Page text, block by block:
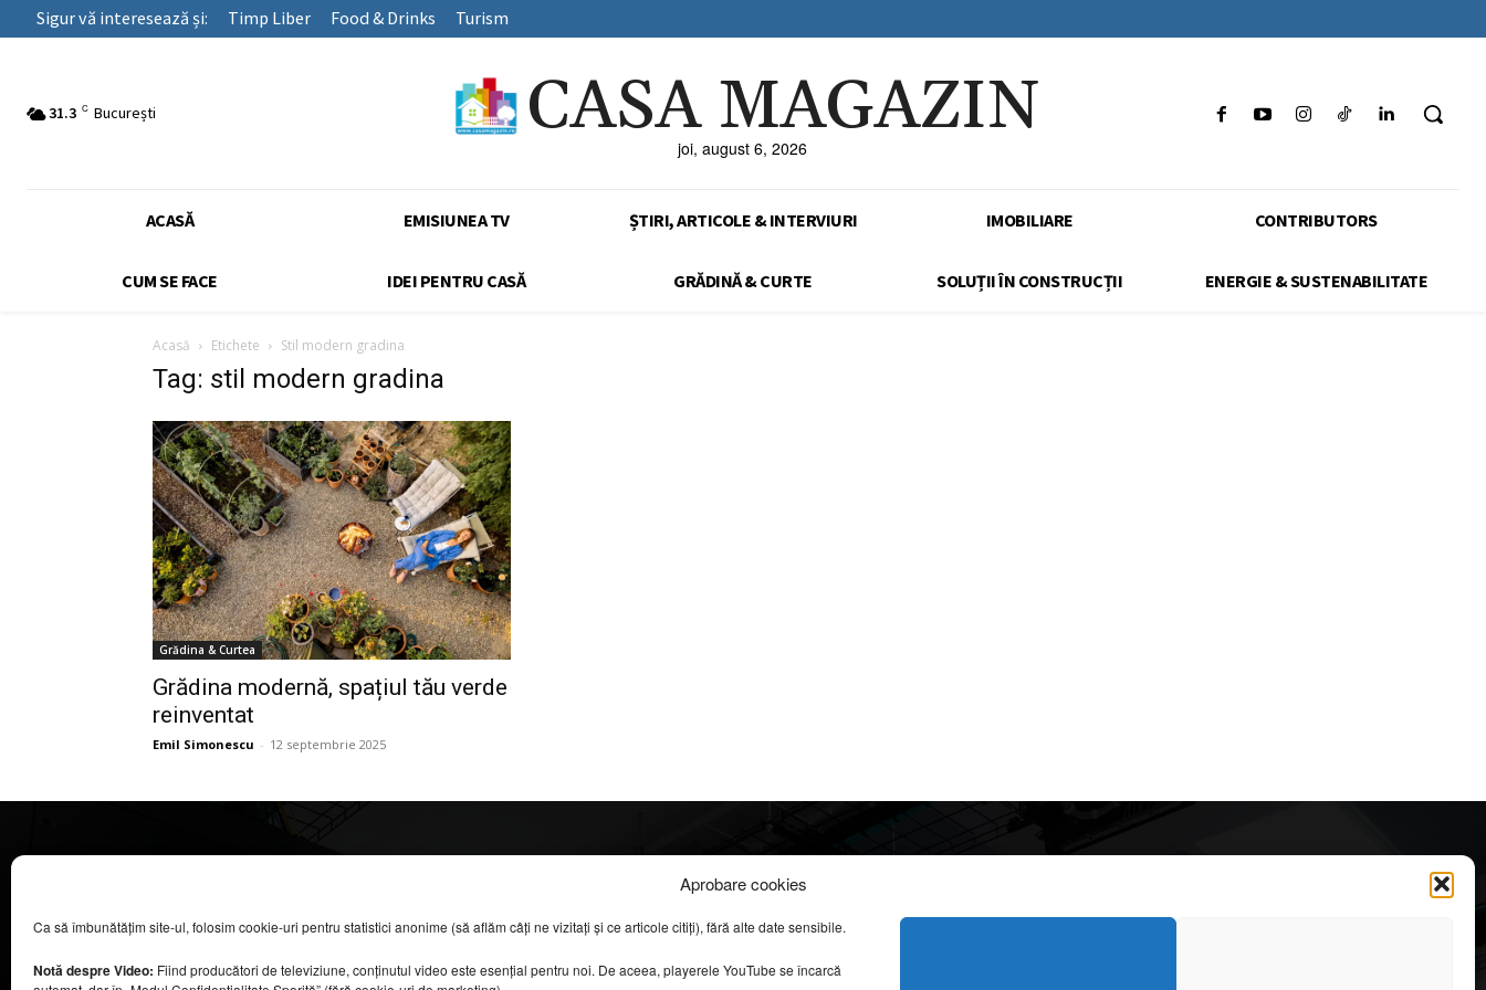
Aprobare cookies
Ca să îmbunătățim site-ul, folosim cookie-uri pentru statistici anonime (să aflăm câți ne vizitați și ce articole citiți), fără alte date sensibile.
Notă despre Video: Fiind producători de televiziune, conținutul video este esențial pentru noi. De aceea, playerele YouTube se încarcă
Sigur vă interesează și: Timp Liber Food & Drinks Turism
31.3 C București CASA MAGAZIN
joi, august 6, 2026
ACASĂ EMISIUNEA TV ȘTIRI, ARTICOLE & INTERVIURI IMOBILIARE CONTRIBUTORS
CUM SE FACE IDEI PENTRU CASĂ GRĂDINĂ & CURTE SOLUȚII ÎN CONSTRUCȚII ENERGIE & SUSTENABILITATE
Acasă Etichete Stil modern gradina
Tag: stil modern gradina
Grădina & Curtea
Grădina modernă, spațiul tău verde
reinventat
Emil Simonescu - 12 septembrie 2025
COOL MEDIA BROADCASTING & EVENTS SRL.
Toate drepturile rezervate.
Contacte în secțiunea „Despre noi”.
Info
DESPRE NOI
CONFIDENȚIALITATE & COOKIES
apreciate
Secretele construirii